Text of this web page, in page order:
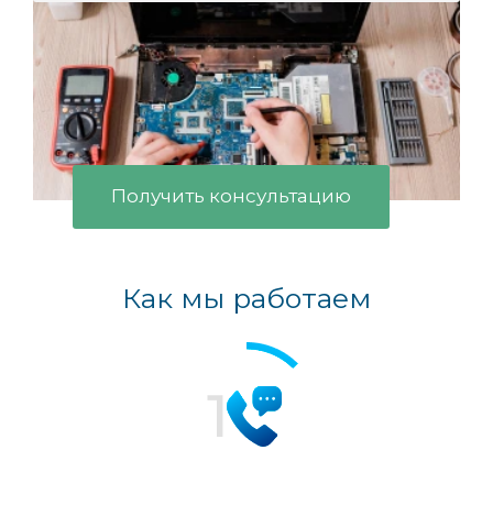
Получить консультацию
Как мы работаем